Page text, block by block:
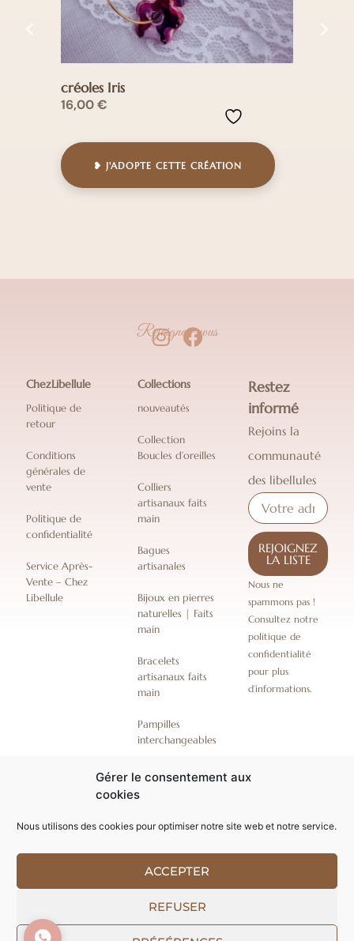
Gérer le consentement aux
cookies
Nous utilisons des cookies pour optimiser notre site web et notre service.
ACCEPTER
REFUSER
créoles Iris
16,00€
❥ J'ADOPTE CETTE CRÉATION
Rejoignez-nous
ChezLibellule
Politique de
retour
Conditions
générales de
vente
Politique de
confidentialité
Service Après-
Vente – Chez
Libellule
Collections
nouveautés
Collection
Boucles d’oreilles
Colliers
artisanaux faits
main
Bagues
artisanales
Bijoux en pierres
naturelles | Faits
main
Bracelets
artisanaux faits
main
Pampilles
interchangeables
Coffrets bijoux
emballages
cadeaux
Restez
informé
Rejoins la
communauté
des libellules
REJOIGNEZ
LA LISTE
Nous ne
spammons pas !
Consultez notre
politique de
confidentialité
pour plus
d’informations.
Conception par Softgroup